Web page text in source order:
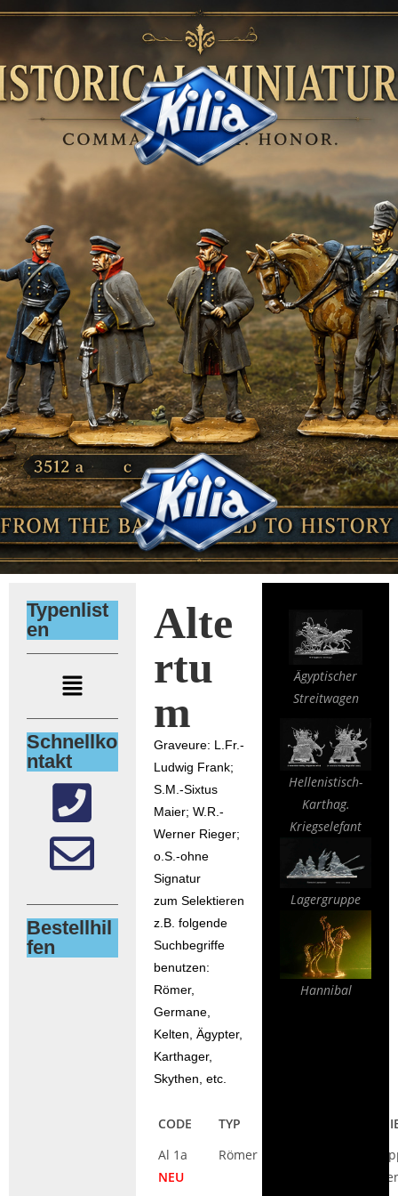
Typenlist
en
Schnellko
ntakt
Bestellhil
fen
Alte
rtu
m
Graveure: L.Fr.-
Ludwig Frank;
S.M.-Sixtus
Maier; W.R.-
Werner Rieger;
o.S.-ohne
Signatur
zum Selektieren
z.B. folgende
Suchbegriffe
benutzen:
Römer,
Germane,
Kelten, Ägypter,
Karthager,
Skythen, etc.
CODE TYP
Al 1a
NEU
Römer
Ägyptischer
Streitwagen
Hellenistisch-
Karthag.
Kriegselefant
Lagergruppe
Hannibal